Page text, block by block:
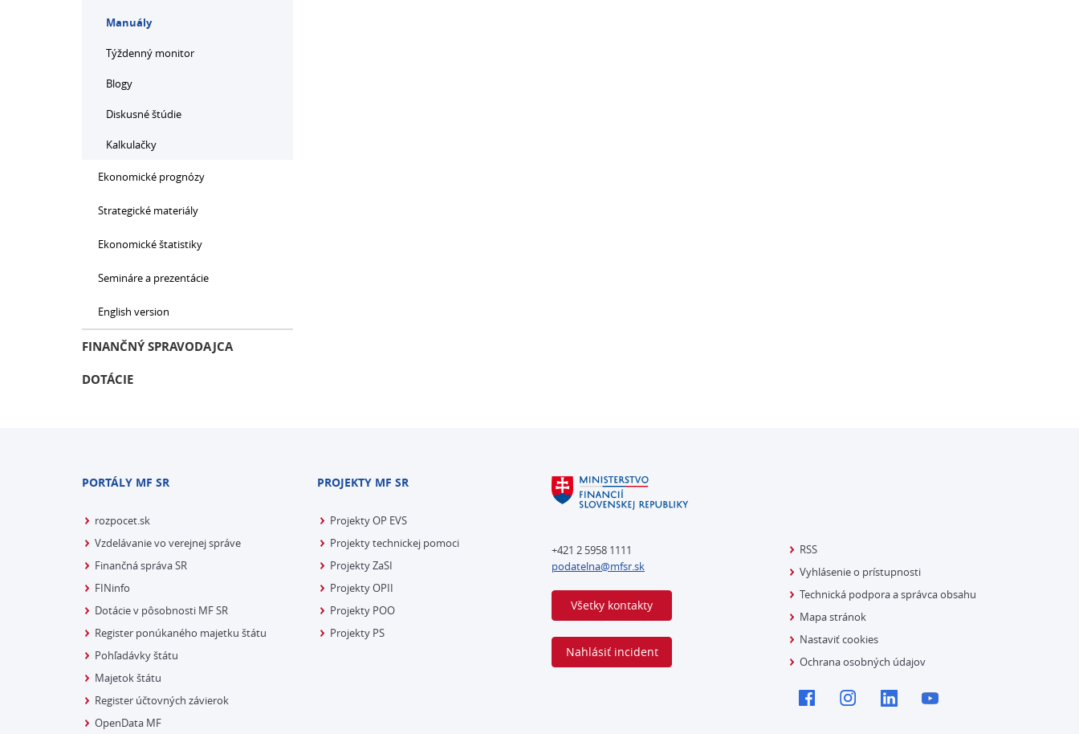
Manuály
Týždenný monitor
Blogy
Diskusné štúdie
Kalkulačky
Ekonomické prognózy
Strategické materiály
Ekonomické štatistiky
Semináre a prezentácie
English version
FINANČNÝ SPRAVODAJCA
DOTÁCIE
PORTÁLY MF SR
rozpocet.sk
Vzdelávanie vo verejnej správe
Finančná správa SR
FINinfo
Dotácie v pôsobnosti MF SR
Register ponúkaného majetku štátu
Pohľadávky štátu
Majetok štátu
Register účtovných závierok
OpenData MF
PROJEKTY MF SR
Projekty OP EVS
Projekty technickej pomoci
Projekty ZaSI
Projekty OPII
Projekty POO
Projekty PS
+421 2 5958 1111
podatelna@mfsr.sk
Všetky kontakty
Nahlásiť incident
RSS
Vyhlásenie o prístupnosti
Technická podpora a správca obsahu
Mapa stránok
Nastaviť cookies
Ochrana osobných údajov